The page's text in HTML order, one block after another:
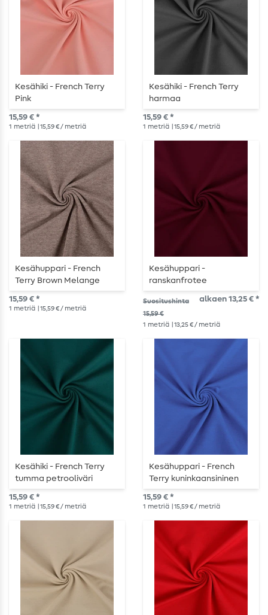
Kesähiki - French Terry
Pink
15,59 € *
1 metriä | 15,59 € / metriä
Kesähiki - French Terry
harmaa
15,59 € *
1 metriä | 15,59 € / metriä
Kesähuppari - French
Terry Brown Melange
15,59 € *
1 metriä | 15,59 € / metriä
Kesähuppari -
ranskanfrotee
burgundinpunainen
Suositushinta
15,59 €
alkaen 13,25 € *
1 metriä | 13,25 € / metriä
Kesähiki - French Terry
tumma petrooliväri
15,59 € *
1 metriä | 15,59 € / metriä
Kesähuppari - French
Terry kuninkaansininen
15,59 € *
1 metriä | 15,59 € / metriä